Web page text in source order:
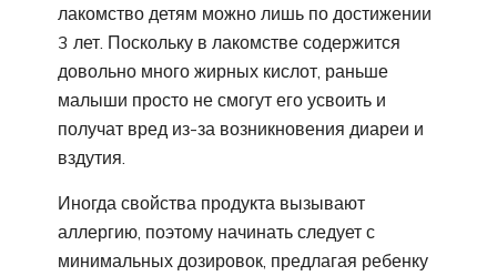
лакомство детям можно лишь по достижении
3 лет. Поскольку в лакомстве содержится
довольно много жирных кислот, раньше
малыши просто не смогут его усвоить и
получат вред из-за возникновения диареи и
вздутия.
Иногда свойства продукта вызывают
аллергию, поэтому начинать следует с
минимальных дозировок, предлагая ребенку